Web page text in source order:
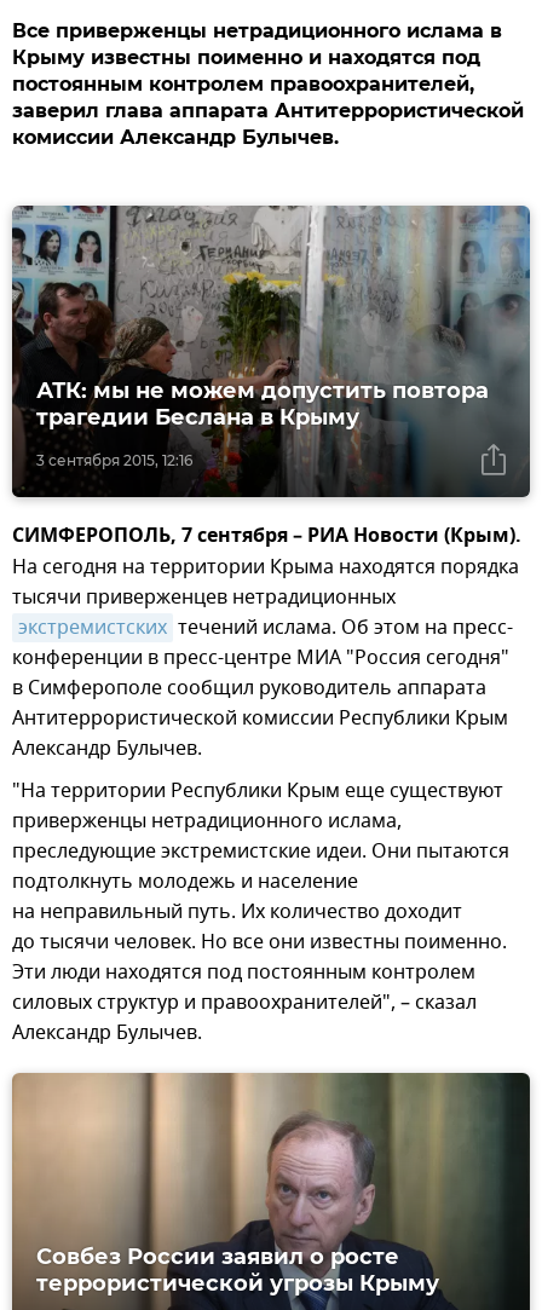
Все приверженцы нетрадиционного ислама в
Крыму известны поименно и находятся под
постоянным контролем правоохранителей,
заверил глава аппарата Антитеррористической
комиссии Александр Булычев.
3 сентября 2015, 12:16
АТК: мы не можем допустить повтора
трагедии Беслана в Крыму
СИМФЕРОПОЛЬ, 7 сентября – РИА Новости (Крым).
На сегодня на территории Крыма находятся порядка
тысячи приверженцев нетрадиционных
экстремистских течений ислама. Об этом на пресс-
конференции в пресс-центре МИА "Россия сегодня"
в Симферополе сообщил руководитель аппарата
Антитеррористической комиссии Республики Крым
Александр Булычев.
"На территории Республики Крым еще существуют
приверженцы нетрадиционного ислама,
преследующие экстремистские идеи. Они пытаются
подтолкнуть молодежь и население
на неправильный путь. Их количество доходит
до тысячи человек. Но все они известны поименно.
Эти люди находятся под постоянным контролем
силовых структур и правоохранителей", – сказал
Александр Булычев.
Совбез России заявил о росте
террористической угрозы Крыму